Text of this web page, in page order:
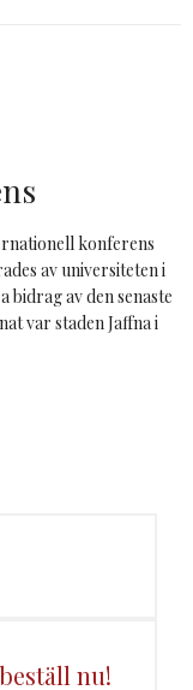
konferens
av universiteten i
av den senaste
var staden Jaffna i
nu!